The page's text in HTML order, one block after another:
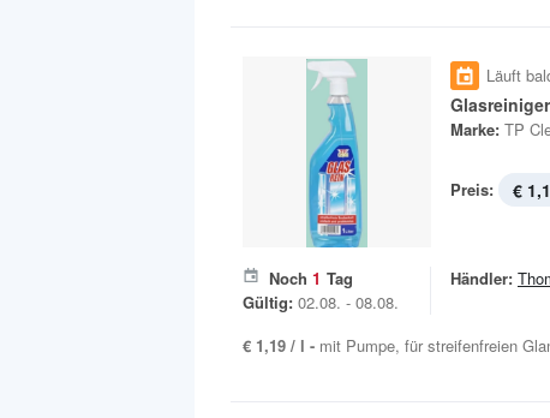
Läuft
Glasreiniger
Marke: TP
Preis: €
Noch 1 Tag
Gültig: 02.08. - 08.08.
Händler:
€ 1,19 / l - mit Pumpe, für streifenfreien